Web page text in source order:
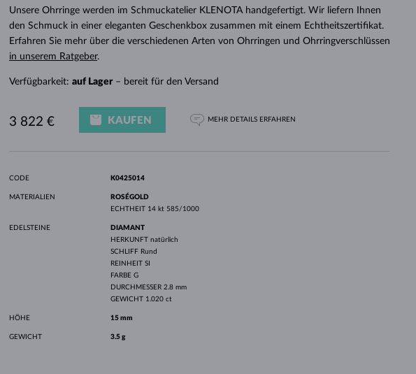
WEISSGOLD
ROSÉGOLD
DURCHSEHEN
WEISSGOLD
Unsere Ohrringe werden im Schmuckatelier KLENOTA handgefertigt. Wir liefern Ihnen
den Schmuck in einer eleganten Geschenkbox zusammen mit einem Echtheitszertifikat.
Erfahren Sie mehr über die verschiedenen Arten von Ohrringen und Ohrringverschlüssen
in unserem Ratgeber.
Verfügbarkeit: auf Lager– bereit für den Versand
3 822 € KAUFEN MEHR DETAILS ERFAHREN
CODE K0425014
MATERIALIEN
ROSÉGOLD
ECHTHEIT 14 kt 585/1000
EDELSTEINE
DIAMANT
HERKUNFT natürlich
SCHLIFF Rund
REINHEIT SI
FARBE G
DURCHMESSER 2.8 mm
GEWICHT 1.020 ct
HÖHE 15 mm
GEWICHT 3.5 g